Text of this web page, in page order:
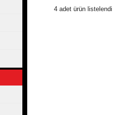
4 adet ürün listelendi